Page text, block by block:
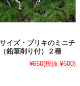
イズ・ブリキのミニチ
鉛筆削り付）２種
¥660(税抜 ¥600)